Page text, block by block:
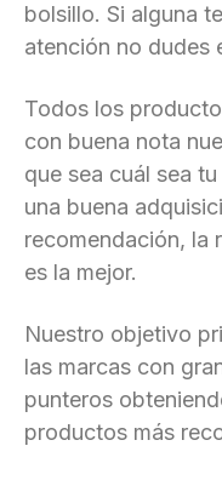
bolsillo. Si alguna
atención no dudes
Todos los
con buena nota
que sea cuál sea
una buena
recomendación, la
es la mejor.
Nuestro objetivo
las marcas con
punteros
productos más